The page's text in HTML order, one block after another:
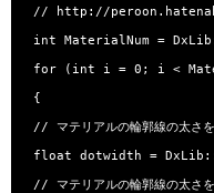
// http://
int MaterialNum =
for (int i = 0; i <
{
// マテリアルの輪郭線の太さ
float dotwidth =
// マテリアルの輪郭線の太さ